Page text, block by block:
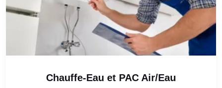
Chauffe-Eau et PAC Air/Eau